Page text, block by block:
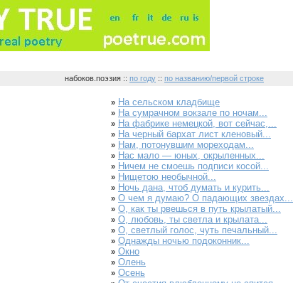
набоков.поэзия :: по году :: по названию/первой строке
» На сельском кладбище
» На сумрачном вокзале по ночам...
» На фабрике немецкой, вот сейчас,...
» На черный бархат лист кленовый...
» Нам, потонувшим мореходам...
» Нас мало — юных, окрыленных...
» Ничем не смоешь подписи косой...
» Нищетою необычной...
» Ночь дана, чтоб думать и курить...
» О чем я думаю? О падающих звездах...
» О, как ты рвешься в путь крылатый...
» О, любовь, ты светла и крылата...
» О, светлый голос, чуть печальный...
» Однажды ночью подоконник...
» Окно
» Олень
» Осень